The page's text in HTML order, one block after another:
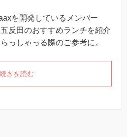
を開発しているメンバー
反田のおすすめランチを紹介
っしゃっる際のご参考に。
続きを読む